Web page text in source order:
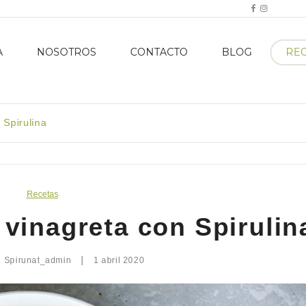
NOSOTROS CONTACTO BLOG
Spirulina
Recetas
con
Spirunat_admin | 1 abril 2020